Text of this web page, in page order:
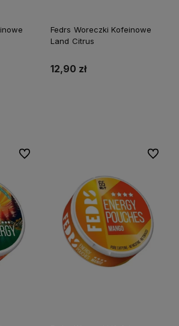
Fedrs Woreczki Kofeinowe
Land Citrus
12,90 zł
Do ulubionych Do